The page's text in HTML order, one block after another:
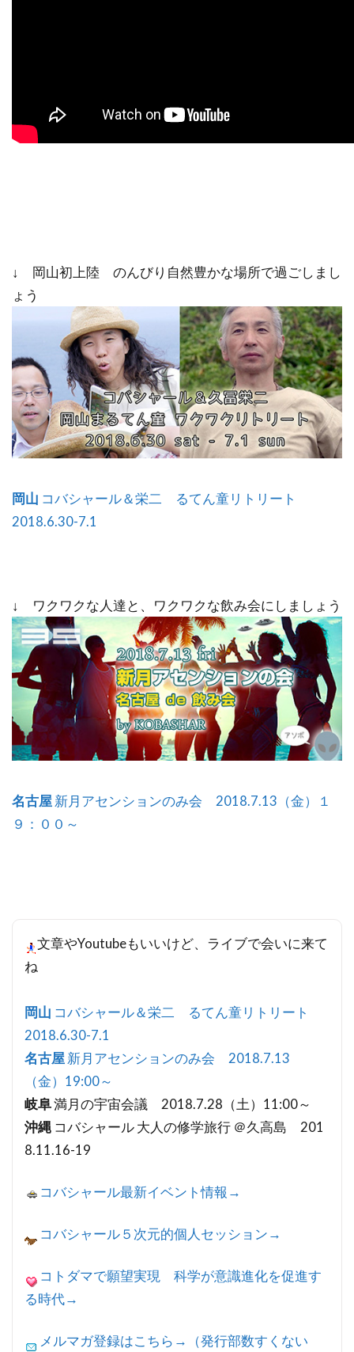
↓ 岡山初上陸 のんびり自然豊かな場所で過ごしまし
ょう
岡山 コバシャール＆栄二 るてん童リトリート
2018.6.30-7.1
↓ ワクワクな人達と、ワクワクな飲み会にしましょう
名古屋新月アセンションのみ会 2018.7.13（金）１
９：００～
文章やYoutubeもいいけど、ライブで会いに来て
ね
岡山 コバシャール＆栄二 るてん童リトリート
2018.6.30-7.1
名古屋新月アセンションのみ会 2018.7.13
（金）19:00～
岐阜満月の宇宙会議 2018.7.28（土）11:00～
沖縄 コバシャール 大人の修学旅行 ＠久高島 201
8.11.16-19
コバシャール最新イベント情報→
コバシャール５次元的個人セッション→
コトダマで願望実現 科学が意識進化を促進す
る時代→
メルマガ登録はこちら→（発行部数すくない